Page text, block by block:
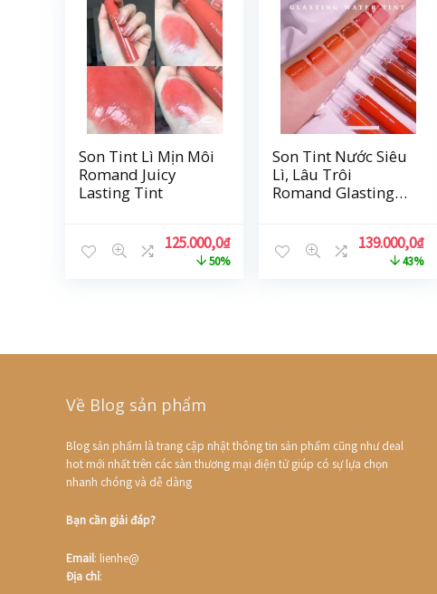
Son Tint Lì Mịn Môi
Romand Juicy
Lasting Tint
125.000,0₫
50%
Son Tint Nước Siêu
Lì, Lâu Trôi
Romand Glasting
139.000,0₫
43%
Về Blog sản phẩm
Blog sản phẩm là trang cập nhật thông tin sản phẩm cũng như deal
hot mới nhất trên các sàn thương mại điện tử giúp có sự lựa chọn
nhanh chóng và dễ dàng
Bạn cần giải đáp?
Email: lienhe@
Địa chỉ: